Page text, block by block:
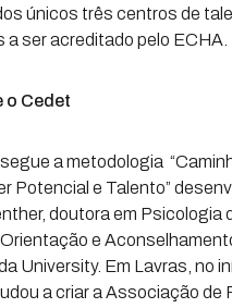
únicos três centros de
a ser acreditado pelo ECHA.
o Cedet
a metodologia
Potencial e Talento”
doutora em Psicologia
e
University. Em Lavras, no
a criar a Associação de